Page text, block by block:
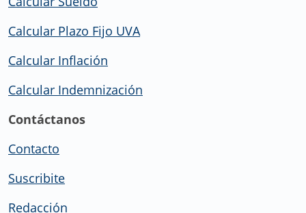
Calcular Plazo Fijo UVA
Calcular Inflación
Calcular Indemnización
Contáctanos
Contacto
Suscribite
Redacción